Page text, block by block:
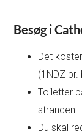
Besøg i
Det
(1NDZ pr.
Toiletter
stranden.
Du skal